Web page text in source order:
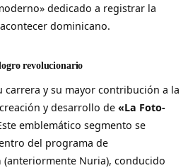
dedicado a registrar la
dominicano.
revolucionario
carrera y su mayor contribución a la
y desarrollo de «La Foto-
emblemático segmento se
del programa de
(anteriormente Nuria), conducido